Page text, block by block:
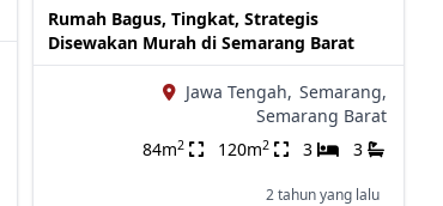
Rumah Bagus, Tingkat, Strategis
Disewakan Murah di Semarang Barat
Jawa Tengah, Semarang,
Semarang Barat
84m2 120m2 3 3
2 tahun yang lalu